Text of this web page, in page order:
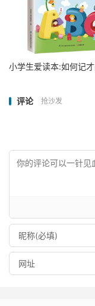
小学生爱读本:如何记
评论 抢沙发